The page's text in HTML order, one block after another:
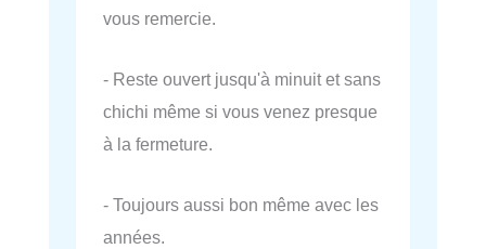
vous remercie.
- Reste ouvert jusqu'à minuit et sans
chichi même si vous venez presque
à la fermeture.
- Toujours aussi bon même avec les
années.